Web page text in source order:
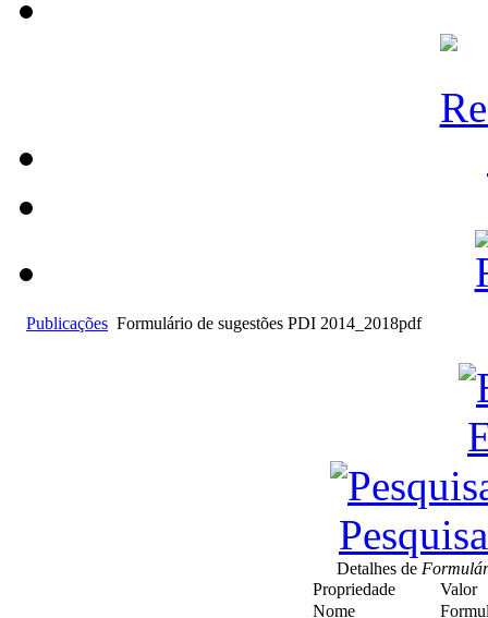
Publicações Formulário de sugestões PDI 2014_2018pdf
Detalhes de
Propriedade
Valor
Nome